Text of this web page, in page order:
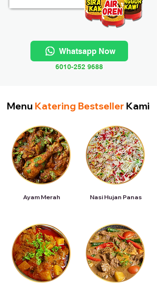
Whatsapp Now
6010-252 9688
Menu Katering Bestseller Kami
Ayam Merah Nasi Hujan Panas